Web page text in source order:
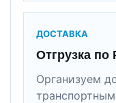
ДОСТАВКА
Отгрузка
Организуем